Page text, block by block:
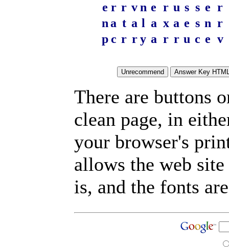
e r r vn e r u s s e r
na t a l a x a e s n r
p c r r y a r r u c e v
There are buttons
clean page, in
your browser's
allows the web
is, and the fonts